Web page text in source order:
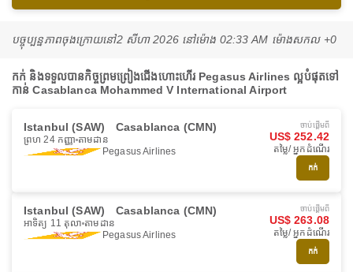
បច្ចុប្បន្នភាពចុងក្រោយនៅ2 សីហា 2026 នៅ​ម៉ោង 02:33 AM ម៉ោង​សកល +0
កក់ និងទទួលបានកិច្ចព្រមព្រៀងជើងហោះហើរ Pegasus Airlines ល្អបំផុតទៅ
កាន់ Casablanca Mohammed V International Airport
Istanbul (SAW) Casablanca (CMN)
ព្រហ 24 កញ្ញា តាមដាន
Pegasus Airlines
ចាប់ផ្ដើមពី
US$ 252.42
តម្លៃ/ អ្នកដំណើរ
កក់
Istanbul (SAW) Casablanca (CMN)
អាទិត្យ 11 តុលា តាមដាន
Pegasus Airlines
ចាប់ផ្ដើមពី
US$ 263.08
តម្លៃ/ អ្នកដំណើរ
កក់